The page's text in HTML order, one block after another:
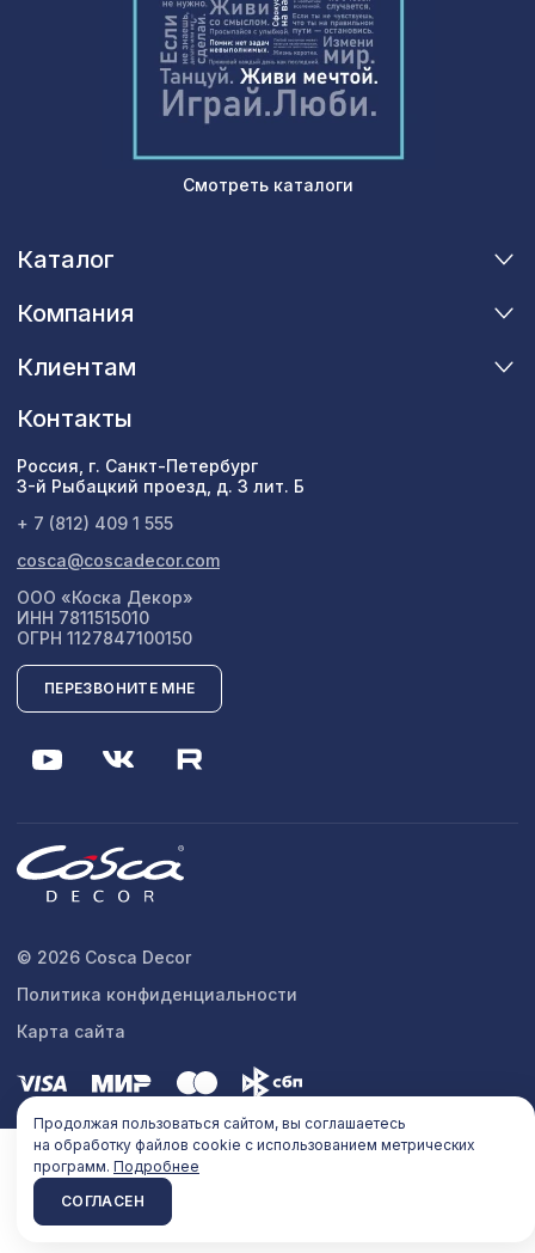
Смотреть каталоги
Каталог
Компания
Клиентам
Контакты
Россия, г. Санкт-Петербург
3-й Рыбацкий проезд, д. 3 лит. Б
+ 7 (812) 409 1 555
cosca@coscadecor.com
ООО «Коска Декор»
ИНН 7811515010
ОГРН 1127847100150
ПЕРЕЗВОНИТЕ МНЕ
© 2026 Cosca Decor
Политика конфиденциальности
Карта сайта
Продолжая пользоваться сайтом, вы соглашаетесь
на обработку файлов cookie с использованием метрических
программ. Подробнее
СОГЛАСЕН